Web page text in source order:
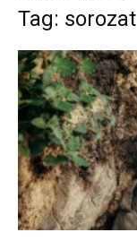
Tag: sorozat